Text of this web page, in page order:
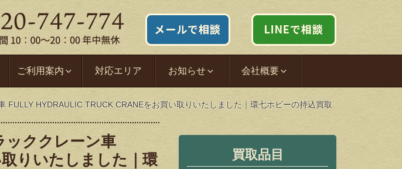
ご利用案内 対応エリア お知らせ 会社概要
FULLY HYDRAULIC TRUCK CRANEをお買い取りいたしました｜環七ホビーの持込買取
ッククレーン車
りいたしました｜環
買取品目